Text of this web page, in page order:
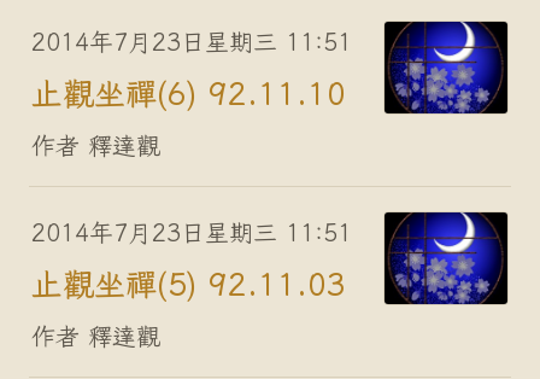
2014年7月23日星期三 11:51
止觀坐禪(6) 92.11.10
作者 釋達觀
2014年7月23日星期三 11:51
止觀坐禪(5) 92.11.03
作者 釋達觀